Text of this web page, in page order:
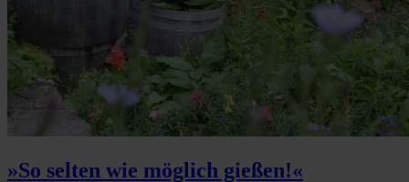
»So selten wie möglich gießen!«